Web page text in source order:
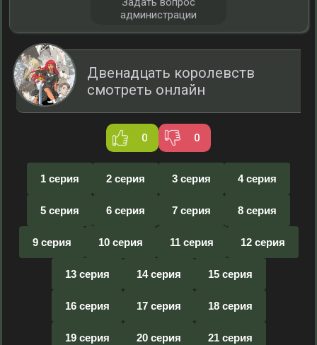
Двенадцать королевств
смотреть онлайн
0 0
1 серия 2 серия 3 серия 4 серия
5 серия 6 серия 7 серия 8 серия
9 серия 10 серия 11 серия 12 серия
13 серия 14 серия 15 серия
16 серия 17 серия 18 серия
19 серия 20 серия 21 серия
администрации